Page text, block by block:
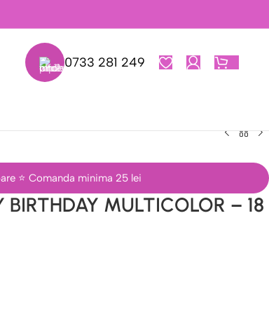
0733 281 249
⭐ Comanda minima 25 lei
BIRTHDAY MULTICOLOR – 18